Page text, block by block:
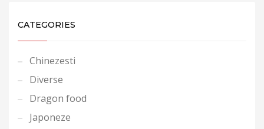
CATEGORIES
Chinezesti
Diverse
Dragon food
Japoneze